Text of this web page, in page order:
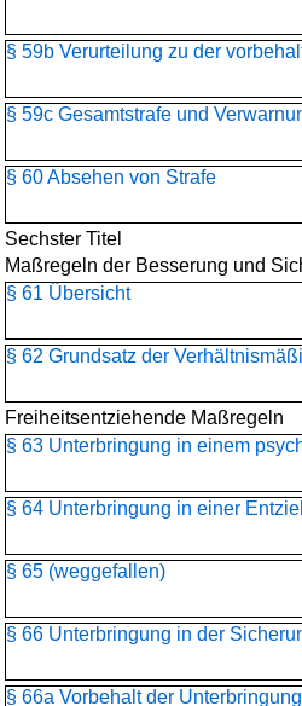
§ 59b Verurteilung zu der
§ 59c Gesamtstrafe und
§ 60 Absehen von Strafe
Sechster Titel
Maßregeln der Besserung und
§ 61 Übersicht
§ 62 Grundsatz der
Freiheitsentziehende Maßregeln
§ 63 Unterbringung in einem
§ 64 Unterbringung in einer
§ 65 (weggefallen)
§ 66 Unterbringung in der
§ 66a Vorbehalt der